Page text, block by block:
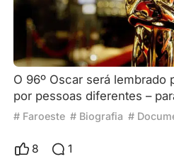
O 96º Oscar será lembrado
por pessoas diferentes –
está no regresso ao
concedidos por festivais de
# Faroeste # Biografia #
8 1